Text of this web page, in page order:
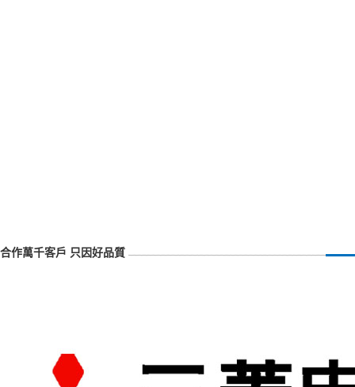
合作萬千客戶 只因好品質